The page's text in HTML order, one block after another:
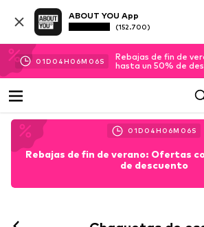
ABOUT YOU App
(152.700)
01D 04H 06M 05S
Rebajas de fin de
hasta un 50% de
01D 04H 06M 05S
Rebajas de fin de verano: Ofertas
de descuento